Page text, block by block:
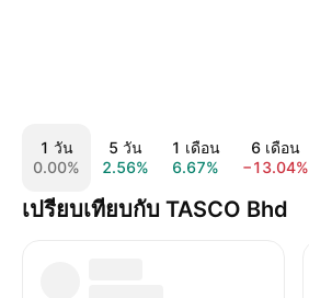
1 วัน
0.00%
5 วัน
2.56%
1 เดือน
6.67%
6 เดือน
−13.04%
เปรียบเทียบกับ TASCO Bhd